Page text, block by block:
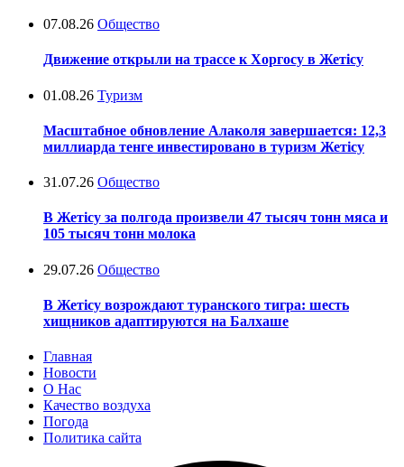
07.08.26 Общество
Движение открыли на трассе к Хоргосу в Жетісу
01.08.26 Туризм
Масштабное обновление Алаколя завершается: 12,3
миллиарда тенге инвестировано в туризм Жетісу
31.07.26 Общество
В Жетісу за полгода произвели 47 тысяч тонн мяса и
105 тысяч тонн молока
29.07.26 Общество
В Жетісу возрождают туранского тигра: шесть
хищников адаптируются на Балхаше
Главная
Новости
О Нас
Качество воздуха
Погода
Политика сайта